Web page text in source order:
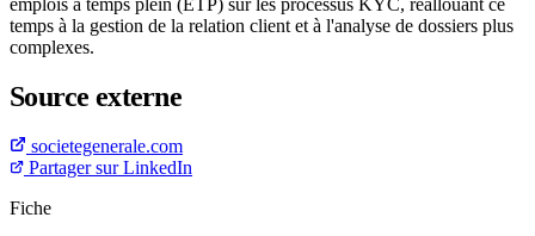
emplois à temps plein (ETP) sur les processus KYC, réallouant ce
temps à la gestion de la relation client et à l'analyse de dossiers plus
complexes.
Source externe
societegenerale.com
Partager sur LinkedIn
Fiche